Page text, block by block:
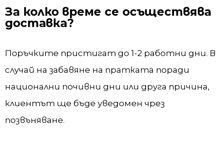
За колко време се осъществява
доставка?
Поръчките пристигат до 1-2 работни дни. В
случай на забавяне на пратката поради
национални почивни дни или друга причина,
клиентът ще бъде уведомен чрез
позвъняване.